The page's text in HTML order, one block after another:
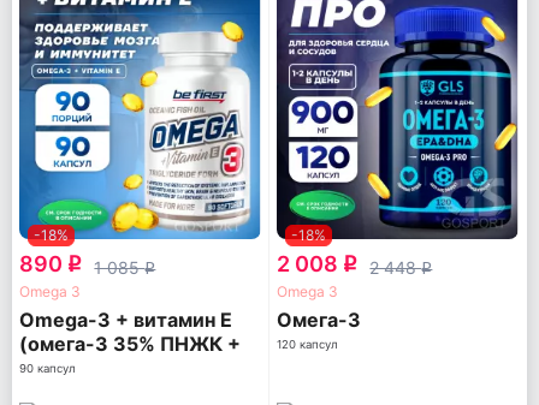
-18%
890 q 1 085q
Omega 3
Omega-3 + витамин Е
(омега-3 35% ПНЖК +
витамин Е)
90 капсул
-18%
2 008 q 2 448q
Omega 3
Омега-3
120 капсул